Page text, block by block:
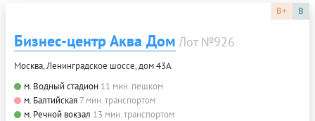
B+ B
Бизнес-центр Аква Дом Лот №926
Москва, Ленинградское шоссе, дом 43А
м. Водный стадион 11 мин. пешком
м. Балтийская 7 мин. транспортом
м. Речной вокзал 13 мин. транспортом